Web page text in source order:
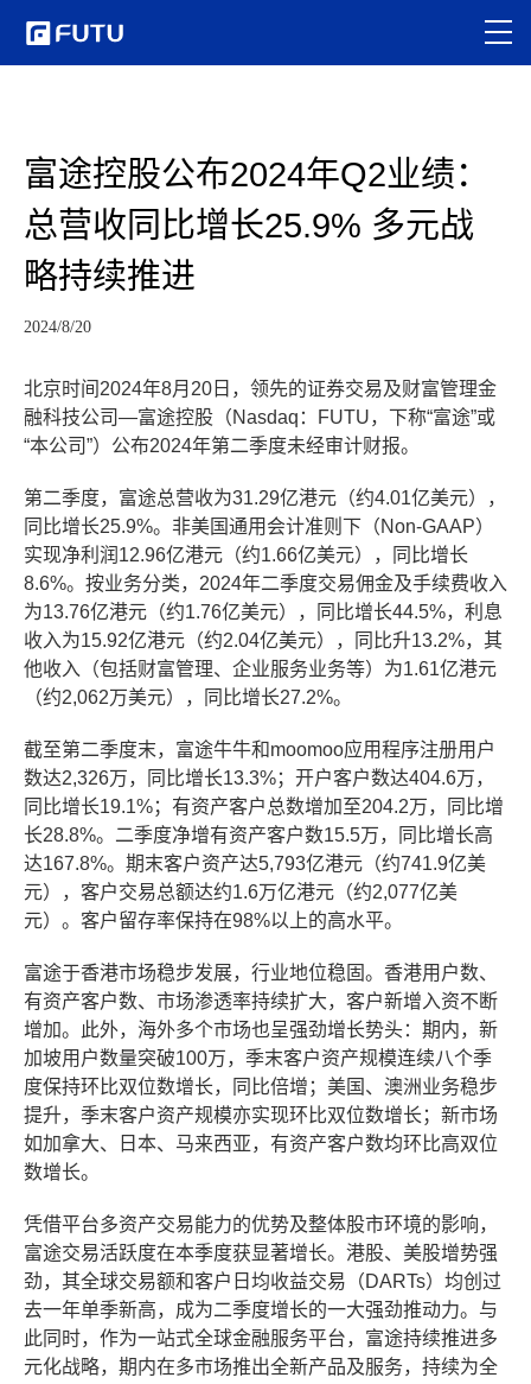
富途控股公布2024年Q2业绩：
总营收同比增长25.9% 多元战
略持续推进
2024/8/20
北京时间2024年8月20日，领先的证券交易及财富管理金
融科技公司—富途控股（Nasdaq：FUTU，下称“富途”或
“本公司”）公布2024年第二季度未经审计财报。
第二季度，富途总营收为31.29亿港元（约4.01亿美元），
同比增长25.9%。非美国通用会计准则下（Non-GAAP）
实现净利润12.96亿港元（约1.66亿美元），同比增长
8.6%。按业务分类，2024年二季度交易佣金及手续费收入
为13.76亿港元（约1.76亿美元），同比增长44.5%，利息
收入为15.92亿港元（约2.04亿美元），同比升13.2%，其
他收入（包括财富管理、企业服务业务等）为1.61亿港元
（约2,062万美元），同比增长27.2%。
截至第二季度末，富途牛牛和moomoo应用程序注册用户
数达2,326万，同比增长13.3%；开户客户数达404.6万，
同比增长19.1%；有资产客户总数增加至204.2万，同比增
长28.8%。二季度净增有资产客户数15.5万，同比增长高
达167.8%。期末客户资产达5,793亿港元（约741.9亿美
元），客户交易总额达约1.6万亿港元（约2,077亿美
元）。客户留存率保持在98%以上的高水平。
富途于香港市场稳步发展，行业地位稳固。香港用户数、
有资产客户数、市场渗透率持续扩大，客户新增入资不断
增加。此外，海外多个市场也呈强劲增长势头：期内，新
加坡用户数量突破100万，季末客户资产规模连续八个季
度保持环比双位数增长，同比倍增；美国、澳洲业务稳步
提升，季末客户资产规模亦实现环比双位数增长；新市场
如加拿大、日本、马来西亚，有资产客户数均环比高双位
数增长。
凭借平台多资产交易能力的优势及整体股市环境的影响，
富途交易活跃度在本季度获显著增长。港股、美股增势强
劲，其全球交易额和客户日均收益交易（DARTs）均创过
去一年单季新高，成为二季度增长的一大强劲推动力。与
此同时，作为一站式全球金融服务平台，富途持续推进多
元化战略，期内在多市场推出全新产品及服务，持续为全